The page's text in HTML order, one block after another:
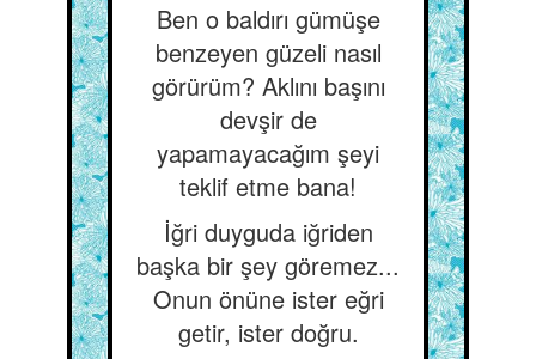
Ben o baldırı gümüşe
benzeyen güzeli nasıl
görürüm? Aklını başını
devşir de
yapamayacağım şeyi
teklif etme bana!
İğri duyguda iğriden
başka bir şey göremez...
Onun önüne ister eğri
getir, ister doğru.